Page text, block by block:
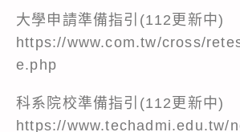
大學申請準備指引(112更新中)
https://www.com.tw/cross/
e.php
科系院校準備指引(112更新中)
https://www.techadmi.edu.tw/